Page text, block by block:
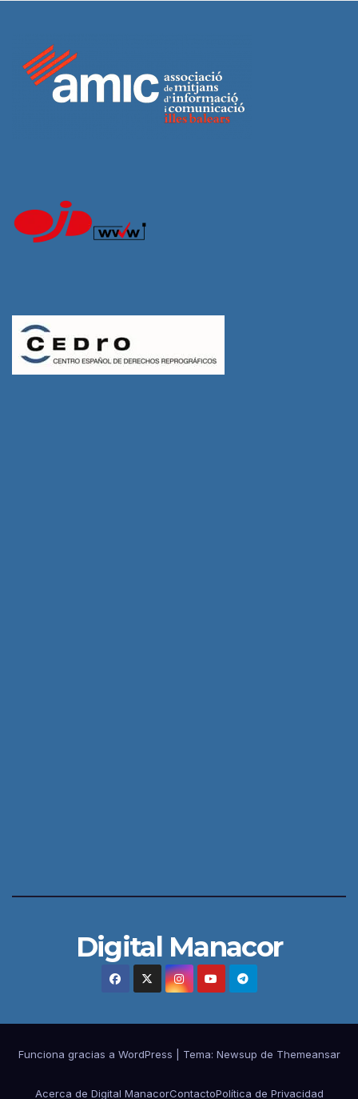
Digital Manacor
Funciona gracias a WordPress Tema: Newsup de Themeansar
Acerca de Digital ManacorContactoPolítica de Privacidad